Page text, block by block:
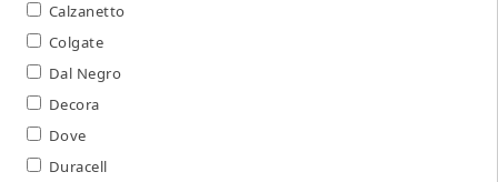
Calzanetto
Colgate
Dal Negro
Decora
Dove
Duracell